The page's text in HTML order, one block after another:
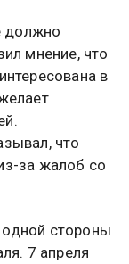
должно
мнение, что
в
что
за жалоб со
стороны
7 апреля